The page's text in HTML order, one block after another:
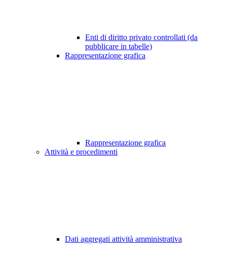
Enti di diritto privato controllati (da
pubblicare in tabelle)
Rappresentazione grafica
Rappresentazione grafica
Attività e procedimenti
Dati aggregati attività amministrativa